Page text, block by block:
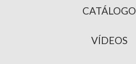
CATÁLOGO
VÍDEOS